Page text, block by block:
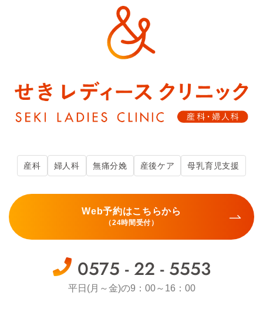
産科 婦人科 無痛分娩 産後ケア 母乳育児支援
Web予約はこちらから
（24時間受付）
0575 - 22 - 5553
平日(月～金)の9：00～16：00